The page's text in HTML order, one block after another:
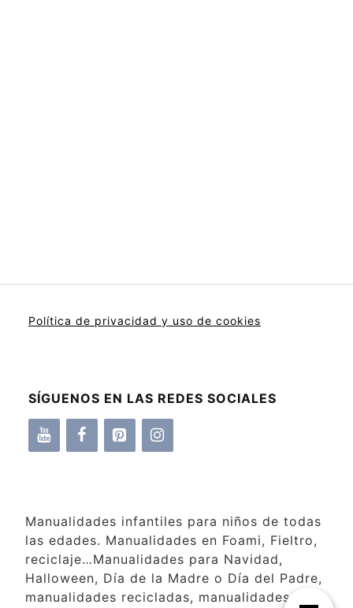
Política de privacidad y uso de cookies
SÍGUENOS EN LAS REDES SOCIALES
Manualidades infantiles para niños de todas
las edades. Manualidades en Foami, Fieltro,
reciclaje…Manualidades para Navidad,
Halloween, Día de la Madre o Día del Padre,
manualidades recicladas, manualidades